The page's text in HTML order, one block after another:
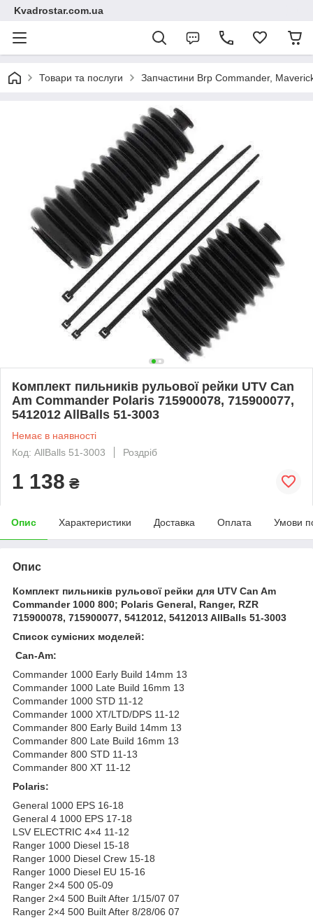
Kvadrostar.com.ua
Товари та послуги Запчастини Brp Commander,
Комплект пильників рульової рейки UTV Can
Am Commander Polaris 715900078, 715900077,
5412012 AllBalls 51-3003
Немає в наявності
Код: AllBalls 51-3003
Роздріб
1 138 ₴
Опис Характеристики Доставка Оплата Умови
Опис
Комплект пильників рульової рейки для UTV Can Am
Commander 1000 800; Polaris General, Ranger, RZR
715900078, 715900077, 5412012, 5412013 AllBalls 51-3003
Список сумісних моделей:
Can-Am:
Commander 1000 Early Build 14mm 13
Commander 1000 Late Build 16mm 13
Commander 1000 STD 11-12
Commander 1000 XT/LTD/DPS 11-12
Commander 800 Early Build 14mm 13
Commander 800 Late Build 16mm 13
Commander 800 STD 11-13
Commander 800 XT 11-12
Polaris:
General 1000 EPS 16-18
General 4 1000 EPS 17-18
LSV ELECTRIC 4×4 11-12
Ranger 1000 Diesel 15-18
Ranger 1000 Diesel Crew 15-18
Ranger 1000 Diesel EU 15-16
Ranger 2×4 500 05-09
Ranger 2×4 500 Built After 1/15/07 07
Ranger 2×4 500 Built After 8/28/06 07